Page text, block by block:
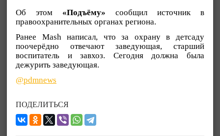
Об этом «Подъёму» сообщил источник в
правоохранительных органах региона.
Ранее Mash написал, что за охрану в детсаду
поочерёдно отвечают заведующая, старший
воспитатель и завхоз. Сегодня должна была
дежурить заведующая.
@pdmnews
ПОДЕЛИТЬСЯ